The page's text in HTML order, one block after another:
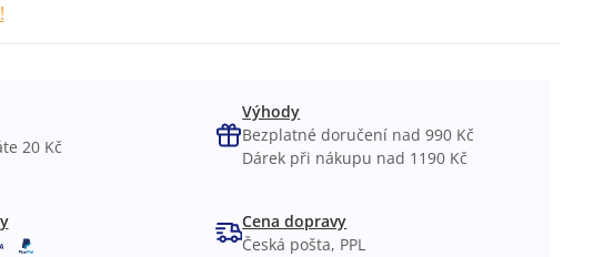
20 Kč
Výhody
Bezplatné doručení nad 990 Kč
Dárek při nákupu nad 1190 Kč
Cena dopravy
Česká pošta, PPL